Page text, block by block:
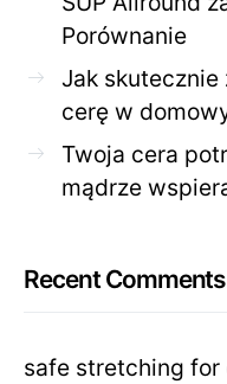
Porównanie
Jak
cerę w
Twoja cera
mądrze
Recent Comments
safe stretching for